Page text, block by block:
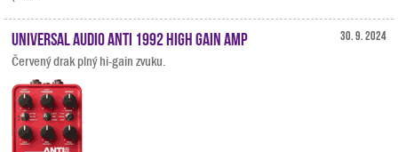
30. 9. 2024
Universal Audio ANTI 1992 High Gain Amp
Červený drak plný hi-gain zvuku.